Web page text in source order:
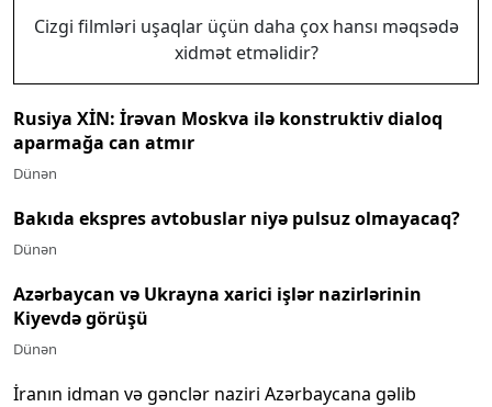
Cizgi filmləri uşaqlar üçün daha çox hansı məqsədə
xidmət etməlidir?
Rusiya XİN: İrəvan Moskva ilə konstruktiv dialoq
aparmağa can atmır
Dünən
Bakıda ekspres avtobuslar niyə pulsuz olmayacaq?
Dünən
Azərbaycan və Ukrayna xarici işlər nazirlərinin
Kiyevdə görüşü
Dünən
İranın idman və gənclər naziri Azərbaycana gəlib